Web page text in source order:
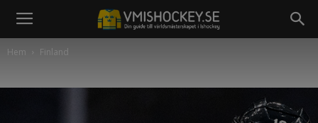
Hem Finland